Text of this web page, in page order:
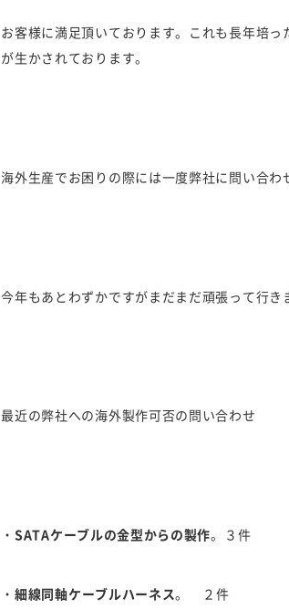
お客様に満足頂いております。これも長年培
が生かされております。
海外生産でお困りの際には一度弊社に問い合わ
今年もあとわずかですがまだまだ頑張って行き
最近の弊社への海外製作可否の問い合わせ
・ SATAケーブルの金型からの製作。３件
・ 細線同軸ケーブルハーネス。 ２件